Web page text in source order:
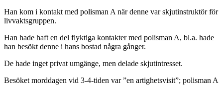
Han kom i kontakt med polisman A när denne var skjutinstruktör för
livvaktsgruppen.
Han hade haft en del flyktiga kontakter med polisman A, bl.a. hade
han besökt denne i hans bostad några gånger.
De hade inget privat umgänge, men delade skjutintresset.
Besöket morddagen vid 3-4-tiden var ”en artighetsvisit”; polisman A